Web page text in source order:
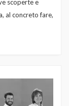
scoperte e
al concreto fare,